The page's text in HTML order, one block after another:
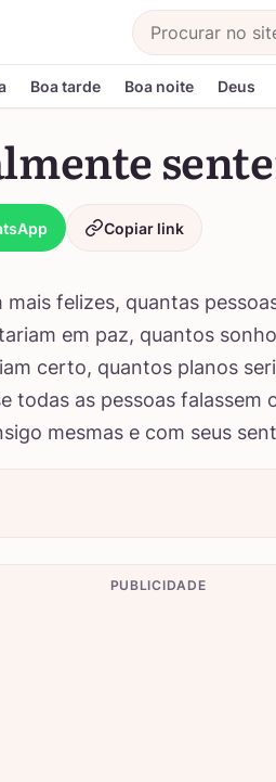
Buscar
Boa tarde Boa noite Deus
Copiar link
mais felizes, quantas
em paz, quantos
certo, quantos planos
todas as pessoas falassem
mesmas e com seus
PUBLICIDADE